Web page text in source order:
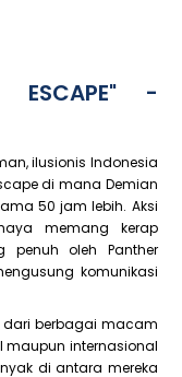
ESCAPE" -
ilusionis Indonesia
di mana Demian
50 jam lebih. Aksi
memang kerap
penuh oleh Panther
komunikasi
dari berbagai macam
maupun internasional
di antara mereka